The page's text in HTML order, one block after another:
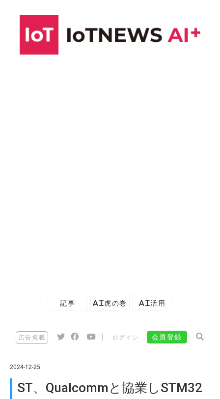
記事 AI虎の巻 AI活用
広告掲載 ログイン 会員登録
2024-12-25
ST、Qualcommと協業しSTM32